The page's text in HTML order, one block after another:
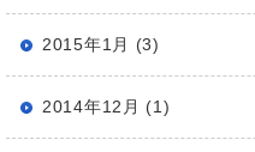
2015年1月 (3)
2014年12月 (1)